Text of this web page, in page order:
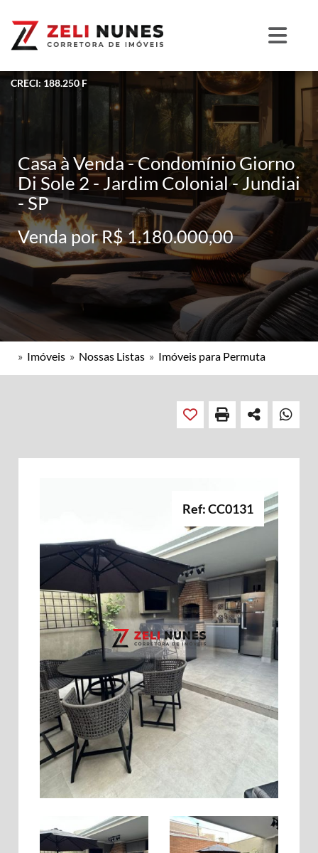
CRECI: 188.250 F
Casa à Venda - Condomínio Giorno
Di Sole 2 - Jardim Colonial - Jundiai
- SP
Venda por R$ 1.180.000,00
» Imóveis » Nossas Listas » Imóveis para Permuta
Ref: CC0131